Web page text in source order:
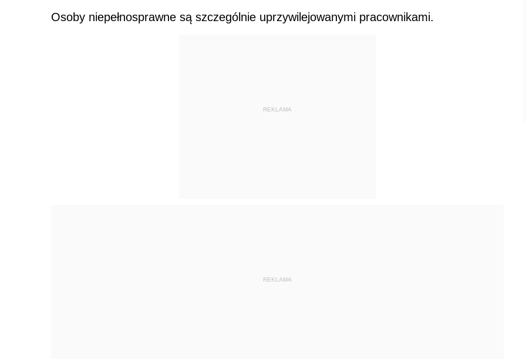
Osoby niepełnosprawne są szczególnie uprzywilejowanymi pracownikami.
REKLAMA
REKLAMA